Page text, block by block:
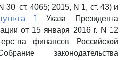
30, ст. 4065; 2015, N 1, ст. 43) и
1
Указа Президента
от 15 января 2016 г. N 12
финансов Российской
законодательства